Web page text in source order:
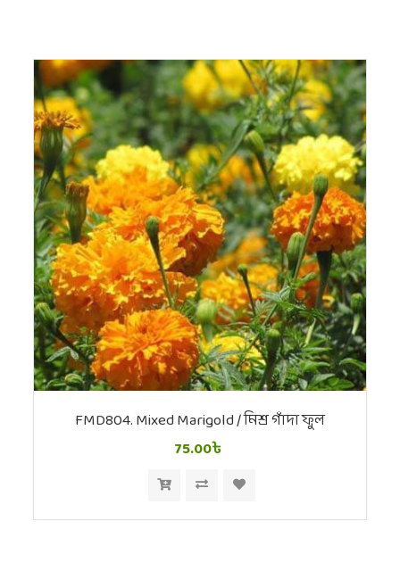
FMD804. Mixed Marigold / মিশ্র গাঁদা ফুল
75.00৳